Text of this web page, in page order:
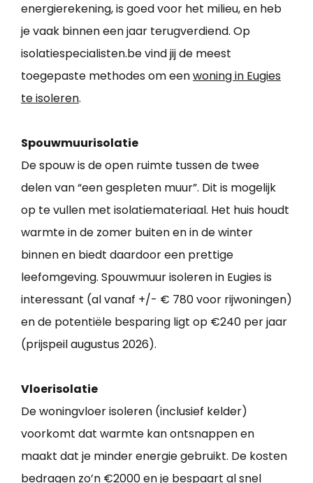
energierekening, is goed voor het milieu, en heb
je vaak binnen een jaar terugverdiend. Op
isolatiespecialisten.be vind jij de meest
toegepaste methodes om eenwoning in Eugies
te isoleren.
Spouwmuurisolatie
De spouw is de open ruimte tussen de twee
delen van “een gespleten muur”. Dit is mogelijk
op te vullen met isolatiemateriaal. Het huis houdt
warmte in de zomer buiten en in de winter
binnen en biedt daardoor een prettige
leefomgeving. Spouwmuur isoleren in Eugies is
interessant (al vanaf +/- € 780 voor rijwoningen)
en de potentiële besparing ligt op €240 per jaar
(prijspeil augustus 2026).
Vloerisolatie
De woningvloer isoleren (inclusief kelder)
voorkomt dat warmte kan ontsnappen en
maakt dat je minder energie gebruikt. De kosten
bedragen zo’n €2000 en je bespaart al snel